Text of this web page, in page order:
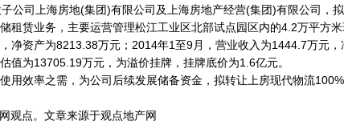
公司上海房地(集团)有限公司及上海房地产经营(集团)有限公司
赁业务，主要运营管理松江工业区北部试点园区内的4.2万平方米
资产为8213.38万元；2014年1至9月，营业收入为1444.7万元，
为13705.19万元，为溢价挂牌，挂牌底价为1.6亿元。
效率之需，为公司后续发展储备资金，拟转让上房现代物流100%
观点。文章来源于观点地产网